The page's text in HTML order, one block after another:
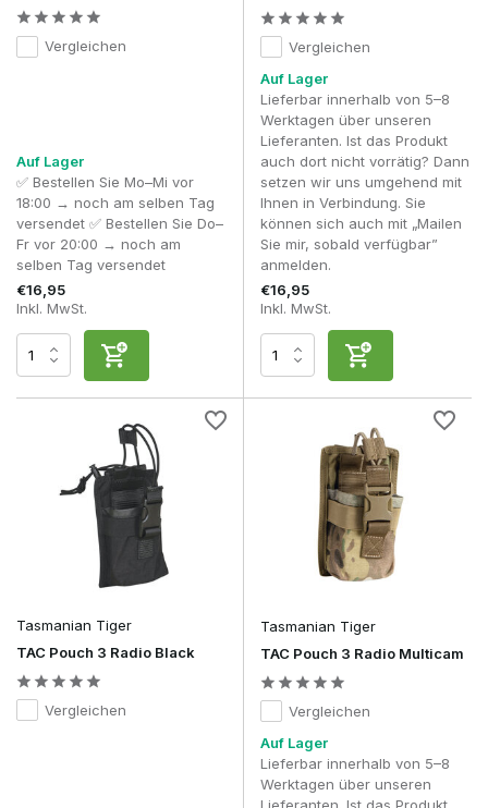
Headset verlegen.
Diese Variante wird vor allem gewählt, wenn eine leichte
Ausrüstung verwendet wird oder wenn kein Headset
getragen wird. Wenn Sie ein Headset verwenden, ist eine
Anbringung weiter oben an der Ausrüstung meist praktischer,
da die Kabel dadurch kürzer bleiben und sich weniger leicht
hinter anderen Ausrüstungsgegenständen verfangen.
PTT und Headset: eine clevere
Kombination
Nahezu jeder Spieler, der regelmäßig über Funk
kommuniziert, nutzt letztendlich eine Push-To-Talk-
Funktion (PTT)in Kombination mit einem Headsetoder
einem Ohrhörer.
Eine gute Funkgerätetasche trägt direkt dazu bei. Indem das
Funkgerät an einer sinnvollen Stelle platziert wird, bleibt das
PTT-Kabel kurz, übersichtlich und geschützt. So verhinderst
du, dass sich Kabel lösen oder sich beim Kriechen, Laufen
oder Überwinden von Hindernissen irgendwo verfangen.
Wenn man sich im Voraus Gedanken über die Verlegung der
Kabel macht, erhält man eine viel übersichtlichere und
effizientere Ausrüstung – ein Aspekt, auf den vor allem
erfahrene Milsim-Spieler großen Wert legen.
erhältlich wie die übrige taktische Ausrüstung. Dadurch passt
die Tasche perfekt zu Ihrem Plate Carrier, Chest Rig oder
Kampfgürtel.
In dieser Kategorie findest du unter anderem Modelle in
Ranger Green ,Multicam,
Everglade. Wenn du dieselbe
Farbe oder dasselbe Tarnmuster wie bei deiner übrigen
Vergleichen
Auf Lager
✅ Bestellen Sie Mo–Mi vor
18:00 → noch am selben Tag
versendet ✅ Bestellen Sie Do–
Fr vor 20:00 → noch am
selben Tag versendet
€16,95
Inkl. MwSt.
Vergleichen
Auf Lager
Lieferbar innerhalb von 5–8
Werktagen über unseren
Lieferanten. Ist das Produkt
auch dort nicht vorrätig? Dann
setzen wir uns umgehend mit
Ihnen in Verbindung. Sie
können sich auch mit „Mailen
Sie mir, sobald verfügbar”
anmelden.
€16,95
Inkl. MwSt.
Tasmanian Tiger
TAC Pouch 3 Radio Black
Vergleichen
Tasmanian Tiger
TAC Pouch 3 Radio Multicam
Vergleichen
Auf Lager
Lieferbar innerhalb von 5–8
Werktagen über unseren
Lieferanten. Ist das Produkt